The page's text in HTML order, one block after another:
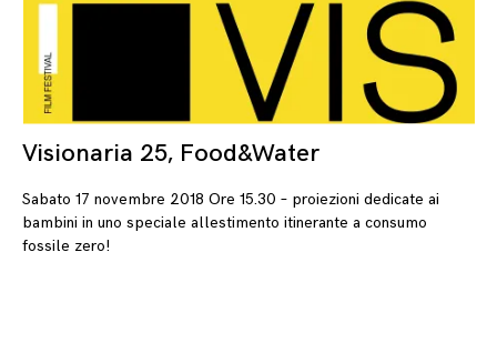
Visionaria 25, Food&Water
Sabato 17 novembre 2018 Ore 15.30 – proiezioni dedicate ai
bambini in uno speciale allestimento itinerante a consumo
fossile zero!